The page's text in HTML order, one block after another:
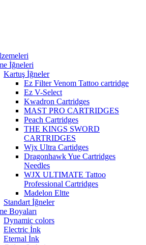
İğneleri
Kartuş İğneler
Ez Filter Venom Tattoo cartridge
Ez V-Select
Kwadron Cartridges
MAST PRO CARTRIDGES
Peach Cartridges
THE KINGS SWORD
CARTRIDGES
Wjx Ultra Cartidges
Dragonhawk Yue Cartridges
Needles
WJX ULTIMATE Tattoo
Professional Cartridges
Madelon Eltte
Standart İğneler
Boyaları
Dynamic colors
Electric İnk
Eternal İnk